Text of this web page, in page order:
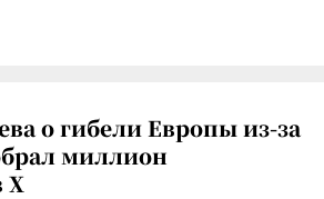
о гибели Европы из-за
миллион
X